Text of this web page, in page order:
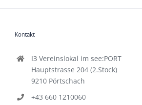
Kontakt
I3 Vereinslokal im see:PORT
Hauptstrasse 204 (2.Stock)
9210 Pörtschach
+43 660 1210060